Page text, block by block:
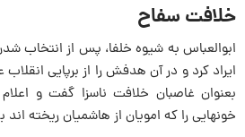
خلافت سفاح
ابوالعباس به شیوه خلفا، پس از انتخاب
ایراد کرد و در آن هدفش را از برپایی
بعنوان غاصبان خلافت ناسزا گفت و
خونهایی را که امویان از‌ هاشمیان ریخته اند